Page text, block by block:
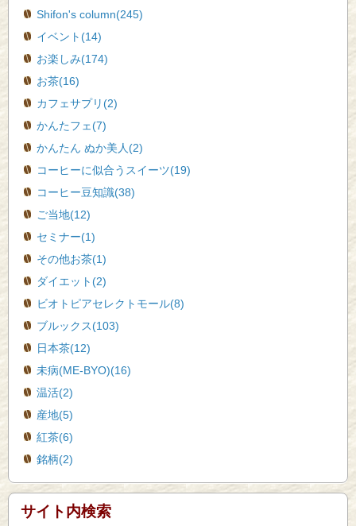
Shifon's column(245)
イベント(14)
お楽しみ(174)
お茶(16)
カフェサプリ(2)
かんたフェ(7)
かんたん ぬか美人(2)
コーヒーに似合うスイーツ(19)
コーヒー豆知識(38)
ご当地(12)
セミナー(1)
その他お茶(1)
ダイエット(2)
ビオトピアセレクトモール(8)
ブルックス(103)
日本茶(12)
未病(ME-BYO)(16)
温活(2)
産地(5)
紅茶(6)
銘柄(2)
サイト内検索